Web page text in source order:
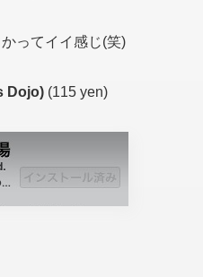
ってイイ感じ(笑)
Dojo) (115 yen)